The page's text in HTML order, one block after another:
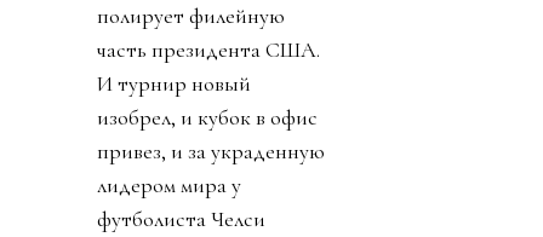
полирует филейную
часть президента США.
И турнир новый
изобрел, и кубок в офис
привез, и за украденную
лидером мира у
футболиста Челси